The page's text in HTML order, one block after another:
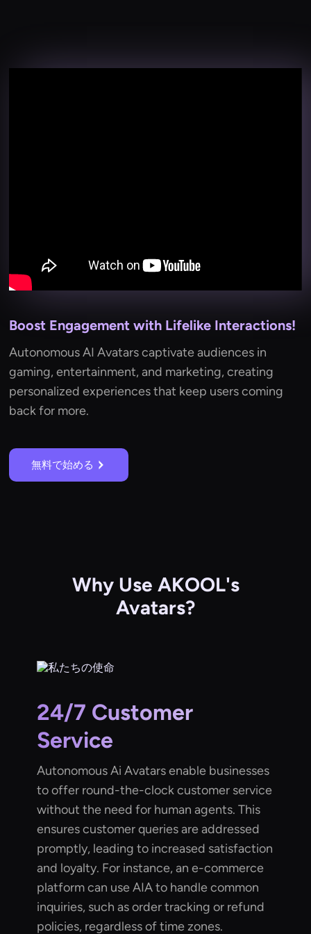
Boost Engagement with Lifelike Interactions!
Autonomous AI Avatars captivate audiences in
gaming, entertainment, and marketing, creating
personalized experiences that keep users coming
back for more.
無料で始める
Why Use AKOOL's
Avatars?
24/7 Customer
Service
Autonomous Ai Avatars enable businesses
to offer round-the-clock customer service
without the need for human agents. This
ensures customer queries are addressed
promptly, leading to increased satisfaction
and loyalty. For instance, an e-commerce
platform can use AIA to handle common
inquiries, such as order tracking or refund
policies, regardless of time zones.